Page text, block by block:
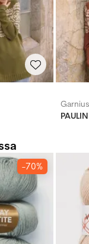
Garnius
-70%